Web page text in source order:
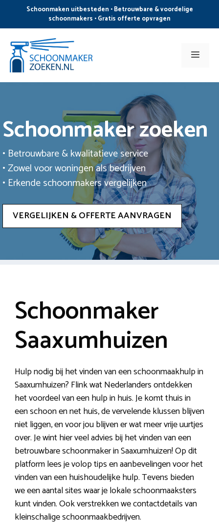
de
inhoud
Schoonmaken uitbesteden • Betrouwbare & voordelige
schoonmakers • Gratis offerte opvragen
Menu
Schoonmaker zoeken
• Betrouwbare & kwalitatieve service
• Zowel voor woningen als bedrijven
• Erkende schoonmakers vergelijken
VERGELIJKEN & OFFERTE AANVRAGEN
Schoonmaker
Saaxumhuizen
Hulp nodig bij het vinden van een schoonmaakhulp in
Saaxumhuizen? Flink wat Nederlanders ontdekken
het voordeel van een hulp in huis. Je komt thuis in
een schoon en net huis, de vervelende klussen blijven
niet liggen, en voor jou blijven er wat meer vrije uurtjes
over. Je wint hier veel advies bij het vinden van een
betrouwbare schoonmaker in Saaxumhuizen! Op dit
platform lees je volop tips en aanbevelingen voor het
vinden van een huishoudelijke hulp. Tevens bieden
we een aantal sites waar je lokale schoonmaaksters
kunt vinden. Ook verstrekken we contactdetails van
kleinschalige schoonmaakbedrijven.